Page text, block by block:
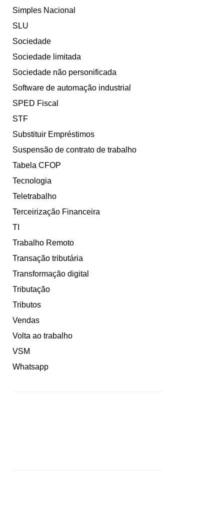
Simples Nacional
SLU
Sociedade
Sociedade limitada
Sociedade não personificada
Software de automação industrial
SPED Fiscal
STF
Substituir Empréstimos
Suspensão de contrato de trabalho
Tabela CFOP
Tecnologia
Teletrabalho
Terceirização Financeira
TI
Trabalho Remoto
Transação tributária
Transformação digital
Tributação
Tributos
Vendas
Volta ao trabalho
VSM
Whatsapp